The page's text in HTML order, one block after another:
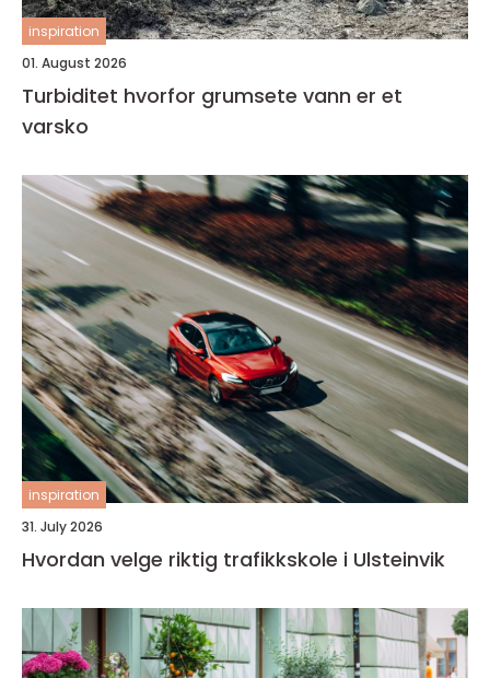
inspiration
01. August 2026
Turbiditet hvorfor grumsete vann er et
varsko
inspiration
31. July 2026
Hvordan velge riktig trafikkskole i Ulsteinvik